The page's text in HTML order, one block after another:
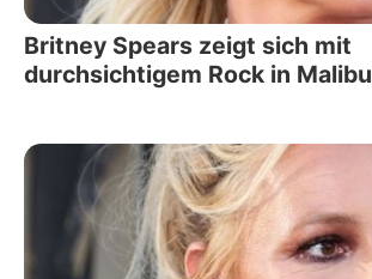
Britney Spears zeigt sich mit
durchsichtigem Rock in Malibu